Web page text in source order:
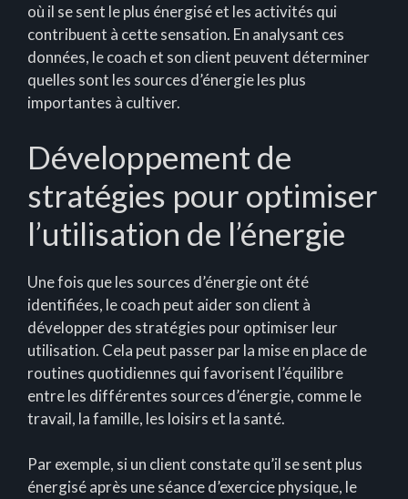
où il se sent le plus énergisé et les activités qui
contribuent à cette sensation. En analysant ces
données, le coach et son client peuvent déterminer
quelles sont les sources d’énergie les plus
importantes à cultiver.
Développement de
stratégies pour optimiser
l’utilisation de l’énergie
Une fois que les sources d’énergie ont été
identifiées, le coach peut aider son client à
développer des stratégies pour optimiser leur
utilisation. Cela peut passer par la mise en place de
routines quotidiennes qui favorisent l’équilibre
entre les différentes sources d’énergie, comme le
travail, la famille, les loisirs et la santé.
Par exemple, si un client constate qu’il se sent plus
énergisé après une séance d’exercice physique, le